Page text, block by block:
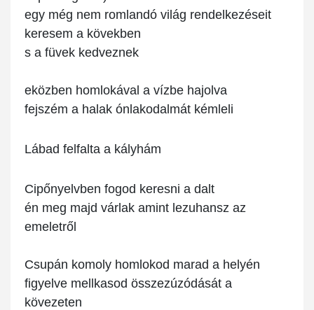
egy még nem romlandó világ rendelkezéseit
keresem a kövekben
s a füvek kedveznek
eközben homlokával a vízbe hajolva
fejszém a halak ónlakodalmát kémleli
Lábad felfalta a kályhám
Cipőnyelvben fogod keresni a dalt
én meg majd várlak amint lezuhansz az
emeletről
Csupán komoly homlokod marad a helyén
figyelve mellkasod összezúzódását a
kövezeten